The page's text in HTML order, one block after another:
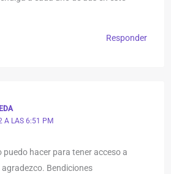
Responder
A LAS 6:51 PM
puedo hacer para tener acceso a
Bendiciones